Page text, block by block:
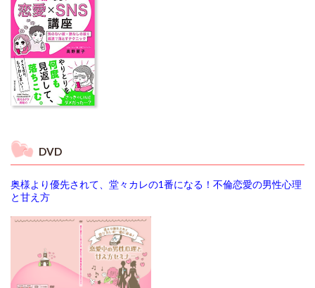
DVD
奥様より優先されて、堂々カレの1番になる！不倫恋愛の男性心理
と甘え方